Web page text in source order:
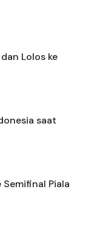
Lolos ke
saat
Piala